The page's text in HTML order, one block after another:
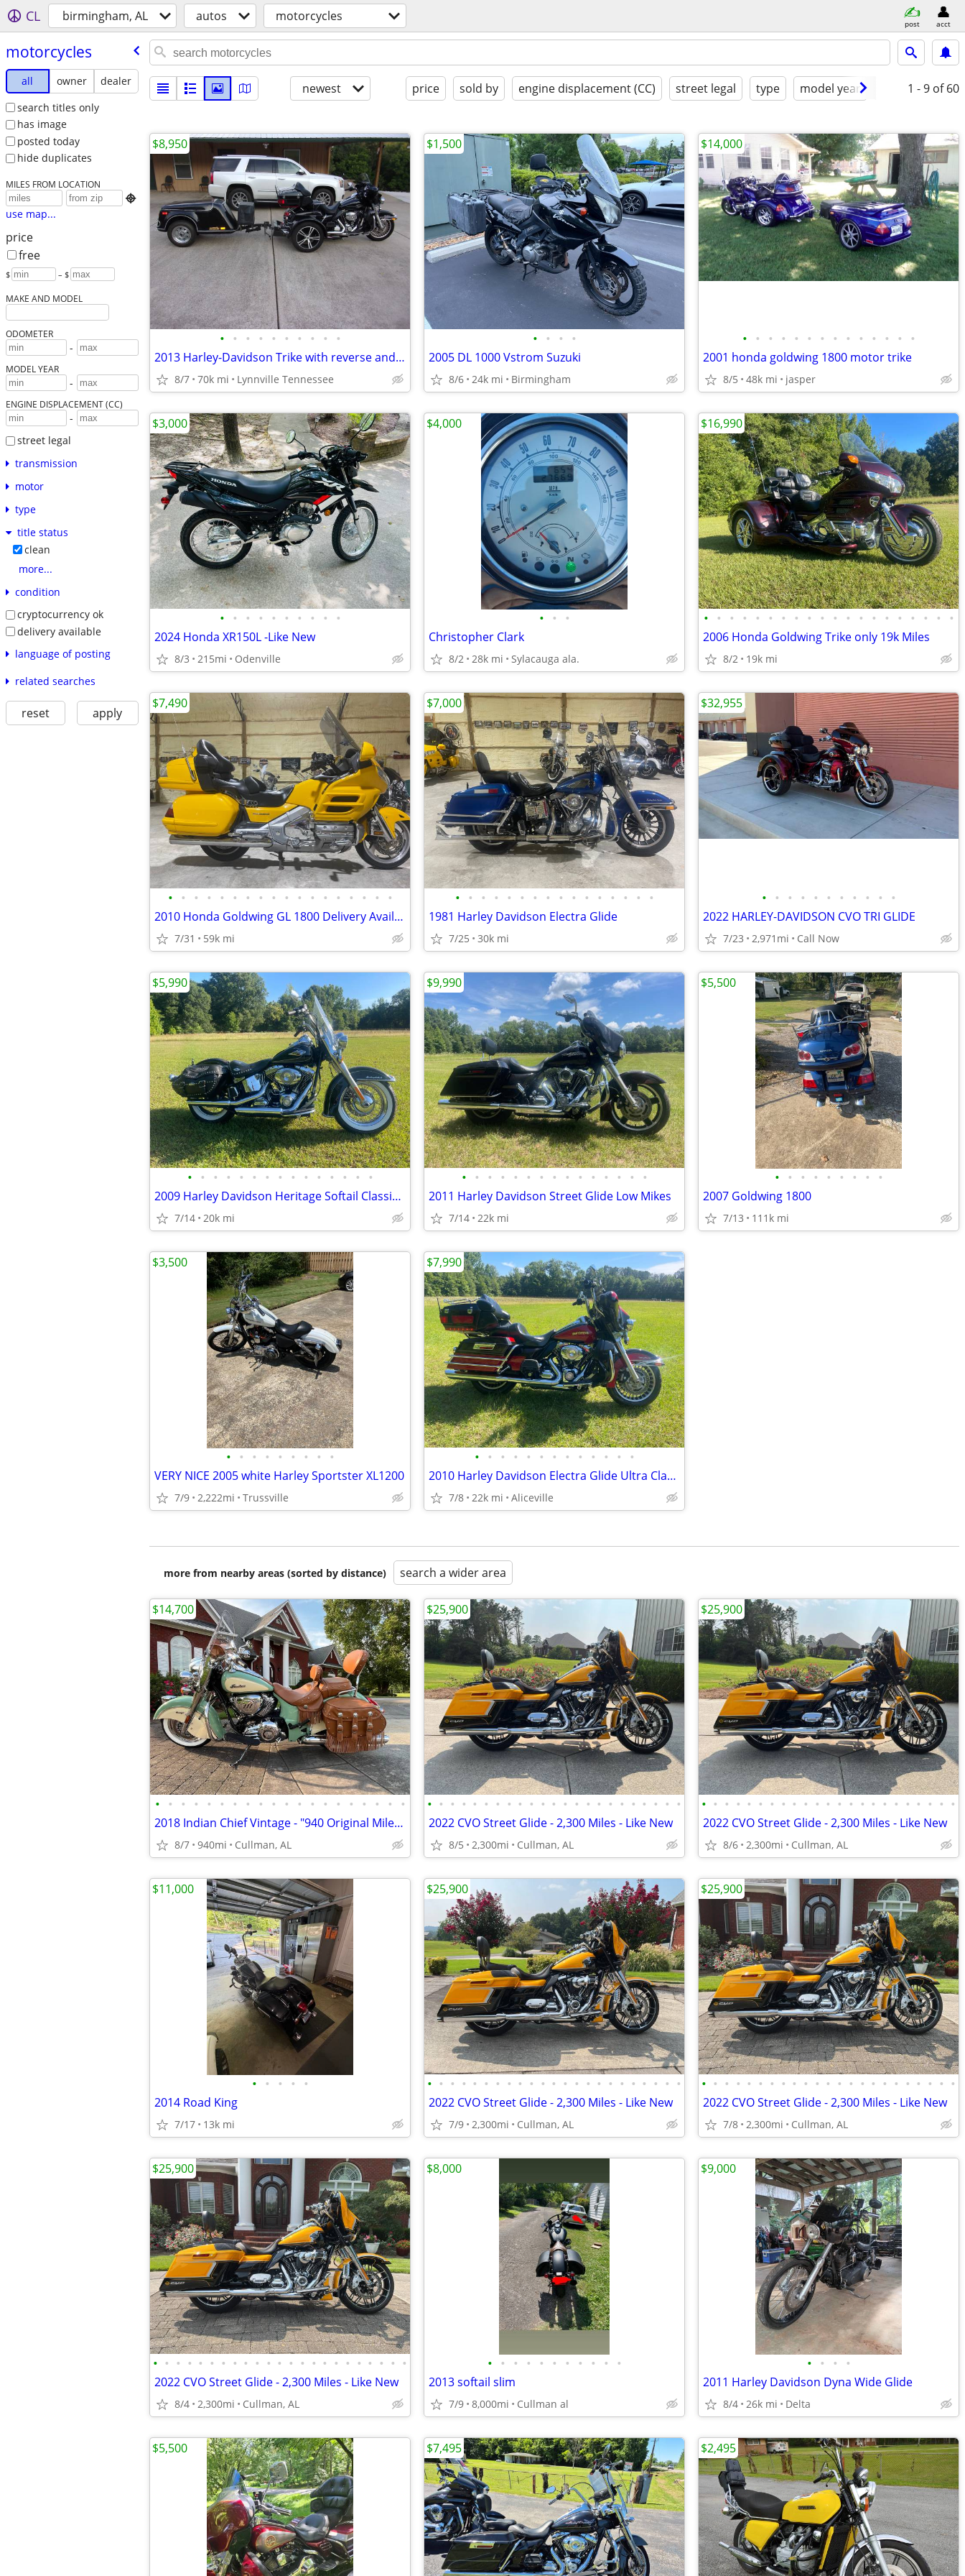
CL birmingham, AL autos motorcycles post acct
motorcycles
all owner
dealer
search titles only
has image
posted today
hide duplicates
MILES FROM LOCATION

use map...
price
free
$ – $
MAKE AND MODEL
ODOMETER
-
MODEL YEAR
-
ENGINE DISPLACEMENT (CC)
-
street legal
transmission
motor
type
title status
clean
more...
condition
cryptocurrency ok
delivery available
language of posting
related searches
reset apply
newest price sold by engine displacement (CC) street legal type model year condition
1 - 9 of 60
• • • • • • • • • •
2013 Harley-Davidson Trike with reverse and trailer
8/7 70k mi Lynnville Tennessee
$8,950
• • • •
2005 DL 1000 Vstrom Suzuki
8/6 24k mi Birmingham
$1,500
• • • • • • • • • • • • • •
2001 honda goldwing 1800 motor trike
8/5 48k mi jasper
$14,000
• • • • • • • • • •
2024 Honda XR150L -Like New
8/3 215mi Odenville
$3,000
• • •
Christopher Clark
8/2 28k mi Sylacauga ala.
$4,000
• • • • • • • • • • • • • • • • • • • •
2006 Honda Goldwing Trike only 19k Miles
8/2 19k mi
$16,990
• • • • • • • • • • • • • • • • • •
2010 Honda Goldwing GL 1800 Delivery Available
7/31 59k mi
$7,490
• • • • • • • • • • • • • • • •
1981 Harley Davidson Electra Glide
7/25 30k mi
$7,000
• • • • • • • • • • •
2022 HARLEY-DAVIDSON CVO TRI GLIDE
7/23 2,971mi Call Now
$32,955
• • • • • • • • • • • • • • •
2009 Harley Davidson Heritage Softail Classic only 19k Miles
7/14 20k mi
$5,990
• • • • • • • • • • • • • • •
2011 Harley Davidson Street Glide Low Mikes
7/14 22k mi
$9,990
• • • • • • • • •
2007 Goldwing 1800
7/13 111k mi
$5,500
• • • • • • • • •
VERY NICE 2005 white Harley Sportster XL1200
7/9 2,222mi Trussville
$3,500
• • • • • • • • • • • • •
2010 Harley Davidson Electra Glide Ultra Classic
7/8 22k mi Aliceville
$7,990
more from nearby areas (sorted by distance) search a wider area
• • • • • • • • • • • • • • • • • • • •
2018 Indian Chief Vintage - "940 Original Miles" - Mint Condition
8/7 940mi Cullman, AL
$14,700
• • • • • • • • • • • • • • • • • • • • • • •
2022 CVO Street Glide - 2,300 Miles - Like New
8/5 2,300mi Cullman, AL
$25,900
• • • • • • • • • • • • • • • • • • • • • • •
2022 CVO Street Glide - 2,300 Miles - Like New
8/6 2,300mi Cullman, AL
$25,900
• • • • •
2014 Road King
7/17 13k mi
$11,000
• • • • • • • • • • • • • • • • • • • • • • •
2022 CVO Street Glide - 2,300 Miles - Like New
7/9 2,300mi Cullman, AL
$25,900
• • • • • • • • • • • • • • • • • • • • • • •
2022 CVO Street Glide - 2,300 Miles - Like New
7/8 2,300mi Cullman, AL
$25,900
• • • • • • • • • • • • • • • • • • • • • • •
2022 CVO Street Glide - 2,300 Miles - Like New
8/4 2,300mi Cullman, AL
$25,900
• • • • • • • • • • •
2013 softail slim
7/9 8,000mi Cullman al
$8,000
• • • •
2011 Harley Davidson Dyna Wide Glide
8/4 26k mi Delta
$9,000
$5,500 $7,495 $2,495